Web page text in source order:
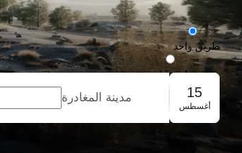
طريق واحد
رحلة ذهاب وإياب
الحجز الجماعي
15
أغسطس
مدينة المغادرة